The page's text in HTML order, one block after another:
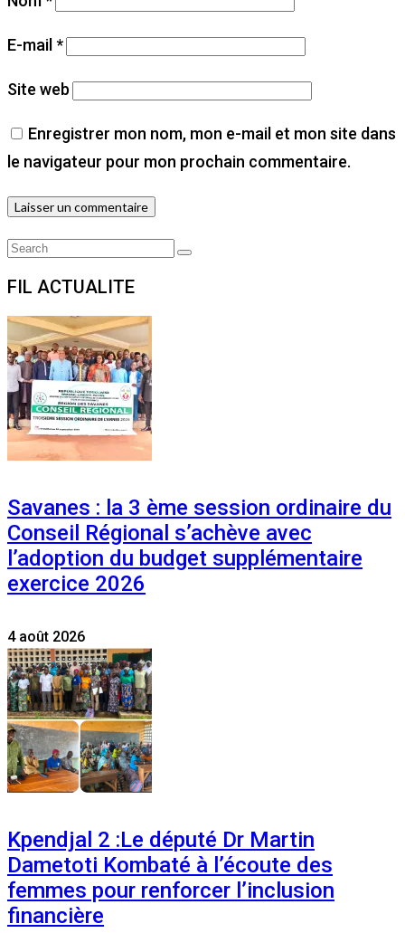
E-mail *
Site web
Enregistrer mon nom, mon e-mail et mon site dans
le navigateur pour mon prochain commentaire.
Search
Search
FIL ACTUALITE
Savanes : la 3 ème session ordinaire du
Conseil Régional s’achève avec
l’adoption du budget supplémentaire
exercice 2026
4 août 2026
Kpendjal 2 :Le député Dr Martin
Dametoti Kombaté à l’écoute des
femmes pour renforcer l’inclusion
financière